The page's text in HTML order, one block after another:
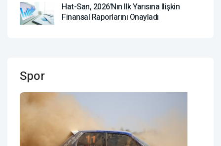
Hat-San, 2026'nın Ilk Yarısına Ilişkin
Finansal Raporlarını Onayladı
Spor